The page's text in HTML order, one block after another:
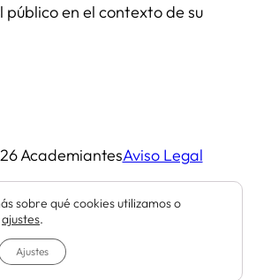
público en el contexto de su
AcademiantesAviso Legal
Cookies
sobre qué cookies utilizamos o
ajustes.
Ajustes